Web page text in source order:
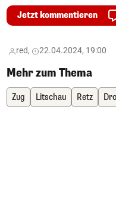
Jetzt kommentieren
red, 22.04.2024, 19:00
Mehr zum Thema
Zug Litschau Retz